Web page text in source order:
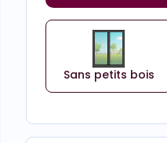
Sans petits bois